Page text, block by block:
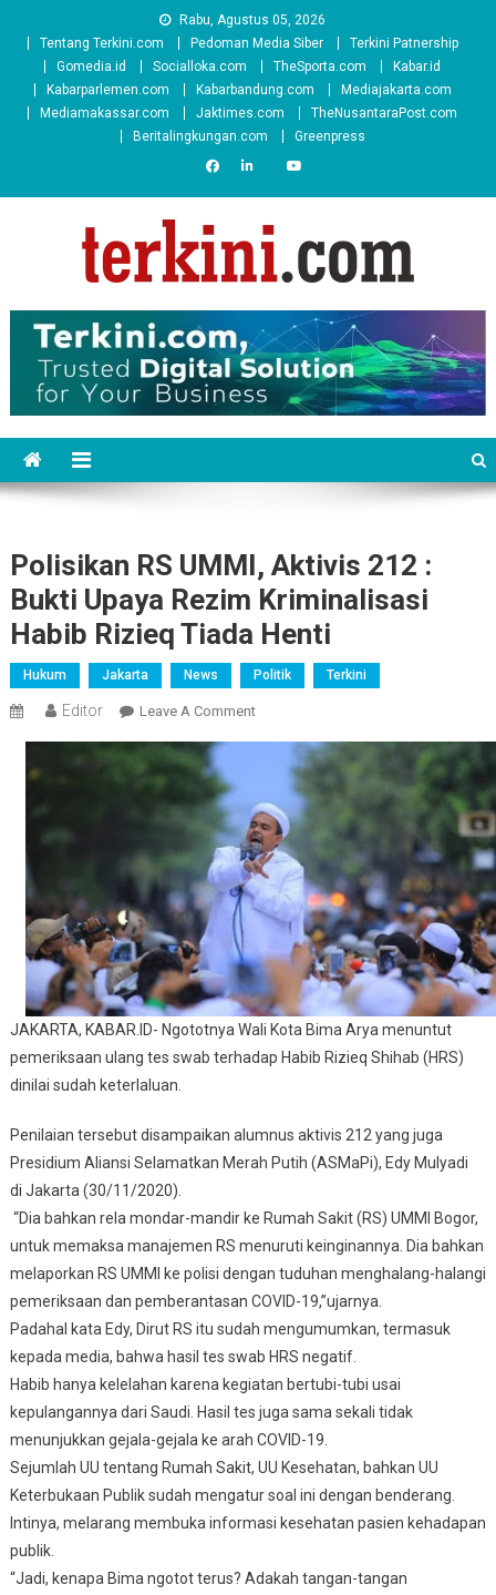
Rabu, Agustus 05, 2026
Tentang Terkini.com
Pedoman Media Siber
Terkini Patnership
Gomedia.id
Socialloka.com TheSporta.com
Kabar.id
Kabarparlemen.com
Kabarbandung.com
Mediajakarta.com
Mediamakassar.com
Jaktimes.com
TheNusantaraPost.com
Beritalingkungan.com
Greenpress
Polisikan RS UMMI, Aktivis 212 :
Bukti Upaya Rezim Kriminalisasi
Habib Rizieq Tiada Henti
Hukum Jakarta News Politik Terkini
Editor Leave A CommentOn
Aktivis
212
:
Bukti
Upaya
Rezim
Kriminalisasi
Habib
Rizieq
Henti
JAKARTA, KABAR.ID- Ngototnya Wali Kota Bima Arya menuntut
pemeriksaan ulang tes swab terhadap Habib Rizieq Shihab (HRS)
dinilai sudah keterlaluan.
Penilaian tersebut disampaikan alumnus aktivis 212 yang juga
Presidium Aliansi Selamatkan Merah Putih (ASMaPi), Edy Mulyadi
di Jakarta (30/11/2020).
“Dia bahkan rela mondar-mandir ke Rumah Sakit (RS) UMMI Bogor,
untuk memaksa manajemen RS menuruti keinginannya. Dia bahkan
melaporkan RS UMMI ke polisi dengan tuduhan menghalang-halangi
pemeriksaan dan pemberantasan COVID-19,”ujarnya.
Padahal kata Edy, Dirut RS itu sudah mengumumkan, termasuk
kepada media, bahwa hasil tes swab HRS negatif.
Habib hanya kelelahan karena kegiatan bertubi-tubi usai
kepulangannya dari Saudi. Hasil tes juga sama sekali tidak
menunjukkan gejala-gejala ke arah COVID-19.
Sejumlah UU tentang Rumah Sakit, UU Kesehatan, bahkan UU
Keterbukaan Publik sudah mengatur soal ini dengan benderang.
Intinya, melarang membuka informasi kesehatan pasien kehadapan
publik.
“Jadi, kenapa Bima ngotot terus? Adakah tangan-tangan